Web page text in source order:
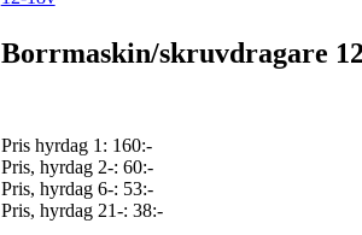
Borrmaskin/skruvdragare
Pris hyrdag 1: 160:-
Pris, hyrdag 2-: 60:-
Pris, hyrdag 6-: 53:-
Pris, hyrdag 21-: 38:-